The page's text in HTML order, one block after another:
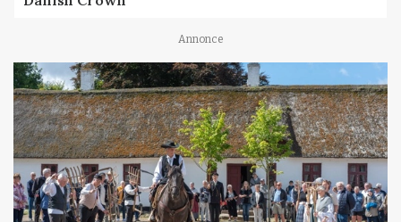
Annonce